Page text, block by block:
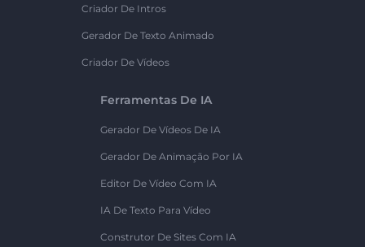
Criador De Intros
Gerador De Texto Animado
Criador De Vídeos
Ferramentas De IA
Gerador De Vídeos De IA
Gerador De Animação Por IA
Editor De Vídeo Com IA
IA De Texto Para Vídeo
Construtor De Sites Com IA